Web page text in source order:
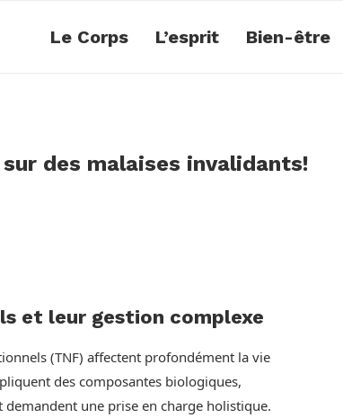
Le Corps L’esprit Bien-être
des malaises invalidants!
et leur gestion complexe
(TNF) affectent profondément la vie
des composantes biologiques,
une prise en charge holistique.